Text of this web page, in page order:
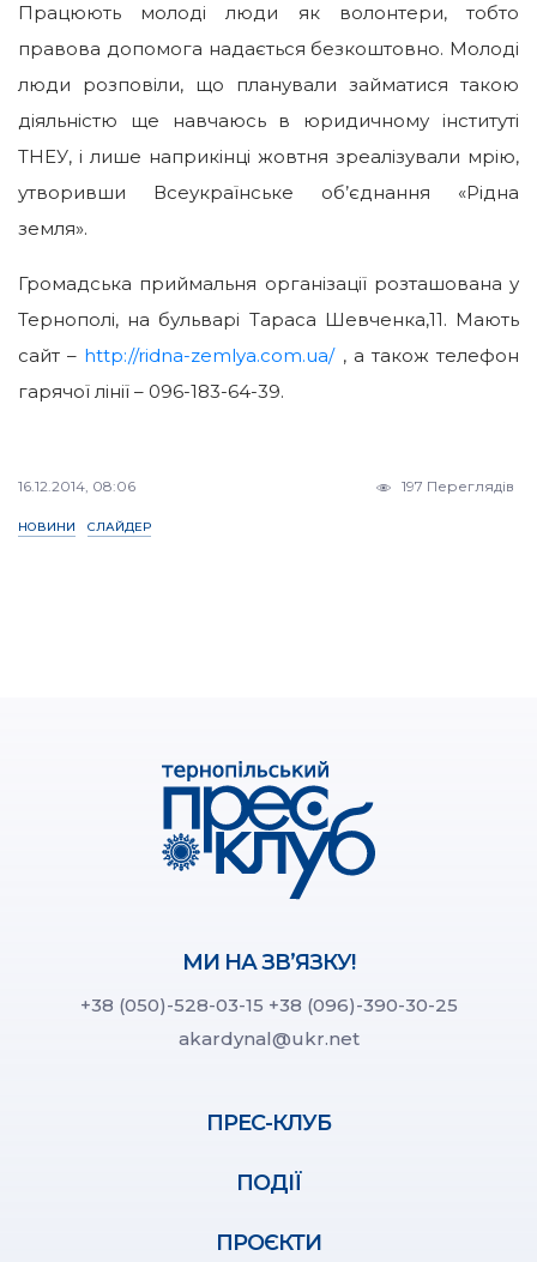
Працюють молоді люди як волонтери, тобто
правова допомога надається безкоштовно. Молоді
люди розповіли, що планували займатися такою
діяльністю ще навчаюсь в юридичному інституті
ТНЕУ, і лише наприкінці жовтня зреалізували мрію,
утворивши Всеукраїнське об’єднання «Рідна
земля».
Громадська приймальня організації розташована у
Тернополі, на бульварі Тараса Шевченка,11. Мають
сайт – http://ridna-zemlya.com.ua/, а також телефон
гарячої лінії – 096-183-64-39.
16.12.2014, 08:06 197 Переглядів
НОВИНИ СЛАЙДЕР
МИ НА ЗВ’ЯЗКУ!
+38 (050)-528-03-15 +38 (096)-390-30-25
akardynal@ukr.net
ПРЕС-КЛУБ
ПОДІЇ
ПРОЄКТИ